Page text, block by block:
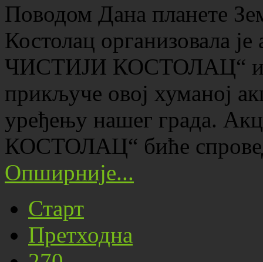
Поводом Дана планете
Костолац организовала
ЧИСТИЈИ КОСТОЛАЦ“ и
прикључе овој хуманој
уређењу нашег града.
КОСТОЛАЦ“ биће
Опширније...
Старт
Претходна